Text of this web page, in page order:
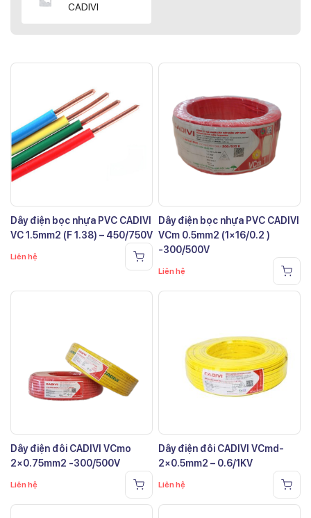
CADIVI
Dây điện bọc nhựa PVC CADIVI
VC 1.5mm2 (F 1.38) – 450/750V
Liên hệ
Dây điện bọc nhựa PVC CADIVI
VCm 0.5mm2 (1×16/0.2 )
-300/500V
Liên hệ
Dây điện đôi CADIVI VCmo
2×0.75mm2 -300/500V
Liên hệ
Dây điện đôi CADIVI VCmd-
2×0.5mm2 – 0.6/1KV
Liên hệ